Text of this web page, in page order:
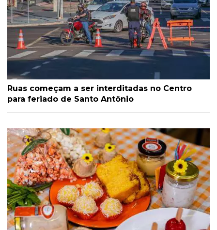
Ruas começam a ser interditadas no Centro
para feriado de Santo Antônio